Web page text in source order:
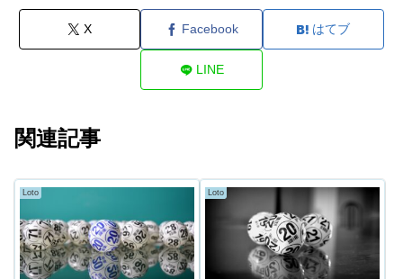
X Facebook はてブ
LINE
関連記事
Loto Loto